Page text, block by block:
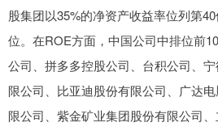
股集团以35%的净资产收益率位列第
位。在ROE方面，中国公司中排位前
公司、拼多多控股公司、台积公司、
限公司、比亚迪股份有限公司、广达
限公司、紫金矿业集团股份有限公司